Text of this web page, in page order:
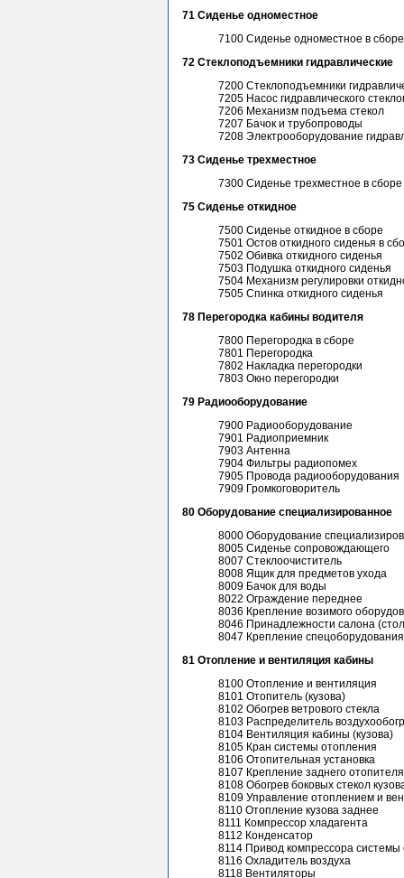
71 Сиденье одноместное
7100 Сиденье одноместное в сборе
72 Стеклоподъемники гидравлические
7200 Стеклоподъемники
7205 Насос гидравлического
7206 Механизм подъема стекол
7207 Бачок и трубопроводы
7208 Электрооборудование
73 Сиденье трехместное
7300 Сиденье трехместное в сборе
75 Сиденье откидное
7500 Сиденье откидное в сборе
7501 Остов откидного сиденья в
7502 Обивка откидного сиденья
7503 Подушка откидного сиденья
7504 Механизм регулировки
7505 Спинка откидного сиденья
78 Перегородка кабины водителя
7800 Перегородка в сборе
7801 Перегородка
7802 Накладка перегородки
7803 Окно перегородки
79 Радиооборудование
7900 Радиооборудование
7901 Радиоприемник
7903 Антенна
7904 Фильтры радиопомех
7905 Провода радиооборудования
7909 Громкоговоритель
80 Оборудование специализированное
8000 Оборудование
8005 Сиденье сопровождающего
8007 Стеклоочиститель
8008 Ящик для предметов ухода
8009 Бачок для воды
8022 Ограждение переднее
8036 Крепление возимого
8046 Принадлежности салона
8047 Крепление спецоборудования
81 Отопление и вентиляция кабины
8100 Отопление и вентиляция
8101 Отопитель (кузова)
8102 Обогрев ветрового стекла
8103 Распределитель
8104 Вентиляция кабины (кузова)
8105 Кран системы отопления
8106 Отопительная установка
8107 Крепление заднего отопителя
8108 Обогрев боковых стекол
8109 Управление отоплением и
8110 Отопление кузова заднее
8111 Компрессор хладагента
8112 Конденсатор
8114 Привод компрессора системы
8116 Охладитель воздуха
8118 Вентиляторы